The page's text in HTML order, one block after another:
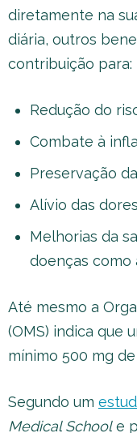
diretamente na
diária, outros
contribuição para:
Redução do
Combate à
Preservação
Alívio das
Melhorias da
doenças como
Até mesmo a
(OMS) indica que
mínimo 500 mg
Segundo um
Medical Schoole